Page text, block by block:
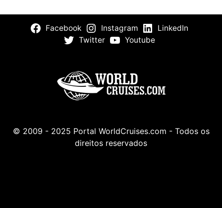
Facebook Instagram
LinkedIn
Twitter
Youtube
© 2009 - 2025 Portal WorldCruises.com - Todos os
direitos reservados